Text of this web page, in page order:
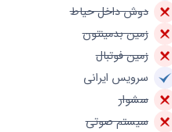
دوش داخل حیاط
زمین بدمینتون
زمین فوتبال
سرویس ایرانی
سشوار
سیستم صوتی